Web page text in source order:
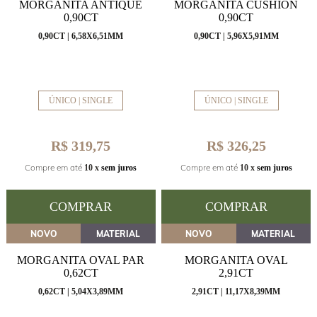
MORGANITA ANTIQUE
0,90CT
0,90CT | 6,58X6,51MM
ÚNICO | SINGLE
R$ 319,75
Compre em até 10 x sem juros
COMPRAR
MORGANITA CUSHION
0,90CT
0,90CT | 5,96X5,91MM
ÚNICO | SINGLE
R$ 326,25
Compre em até 10 x sem juros
COMPRAR
NOVO MATERIAL
MORGANITA OVAL PAR
0,62CT
0,62CT | 5,04X3,89MM
NOVO MATERIAL
MORGANITA OVAL
2,91CT
2,91CT | 11,17X8,39MM